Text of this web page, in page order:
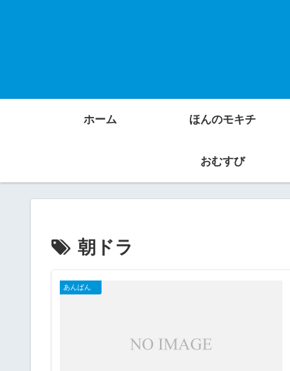
ホーム ほんのモキチ
おむすび
朝ドラ
あんぱん